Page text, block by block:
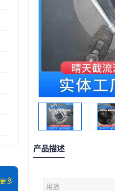
更多
产品描述
用途